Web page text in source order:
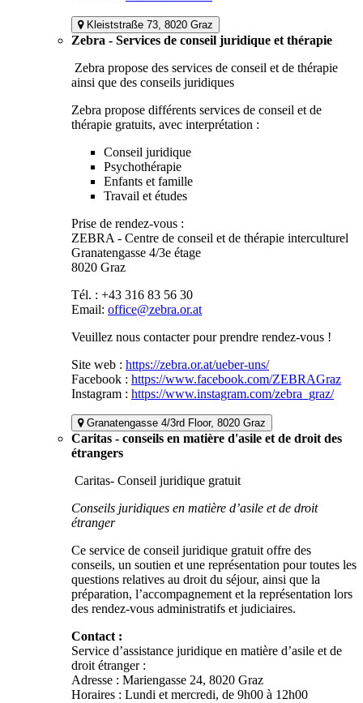
Kleiststraße 73, 8020 Graz
Zebra - Services de conseil juridique et thérapie
Zebra propose des services de conseil et de thérapie
ainsi que des conseils juridiques
Zebra propose différents services de conseil et de
thérapie gratuits, avec interprétation :
Conseil juridique
Psychothérapie
Enfants et famille
Travail et études
Prise de rendez-vous :
ZEBRA - Centre de conseil et de thérapie interculturel
Granatengasse 4/3e étage
8020 Graz
Tél. : +43 316 83 56 30
Email: office@zebra.or.at
Veuillez nous contacter pour prendre rendez-vous !
Site web : https://zebra.or.at/ueber-uns/
Facebook : https://www.facebook.com/ZEBRAGraz
Instagram : https://www.instagram.com/zebra_graz/
Granatengasse 4/3rd Floor, 8020 Graz
Caritas - conseils en matière d'asile et de droit des
étrangers
Caritas- Conseil juridique gratuit
Conseils juridiques en matière d’asile et de droit
étranger
Ce service de conseil juridique gratuit offre des
conseils, un soutien et une représentation pour toutes les
questions relatives au droit du séjour, ainsi que la
préparation, l’accompagnement et la représentation lors
des rendez-vous administratifs et judiciaires.
Contact :
Service d’assistance juridique en matière d’asile et de
droit étranger :
Adresse : Mariengasse 24, 8020 Graz
Horaires : Lundi et mercredi, de 9h00 à 12h00